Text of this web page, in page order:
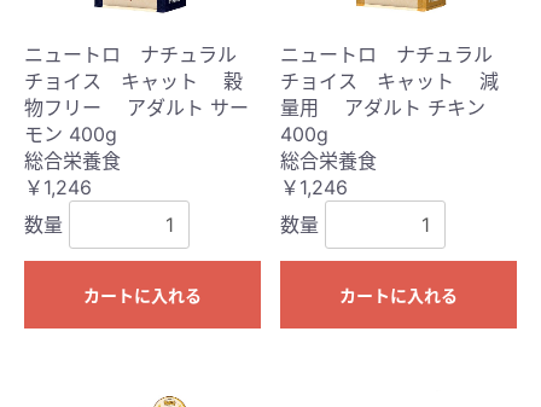
ニュートロ ナチュラル
チョイス キャット 穀
物フリー アダルト サー
モン 400g
総合栄養食
￥1,246
数量
カートに入れる
ニュートロ ナチュラル
チョイス キャット 減
量用 アダルト チキン
400g
総合栄養食
￥1,246
数量
カートに入れる